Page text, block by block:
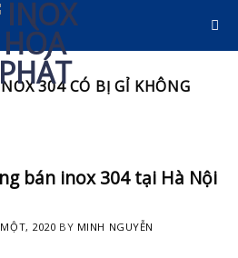
304 CÓ BỊ GỈ KHÔNG
bán inox 304 tại Hà Nội
2020 BY MINH NGUYỄN